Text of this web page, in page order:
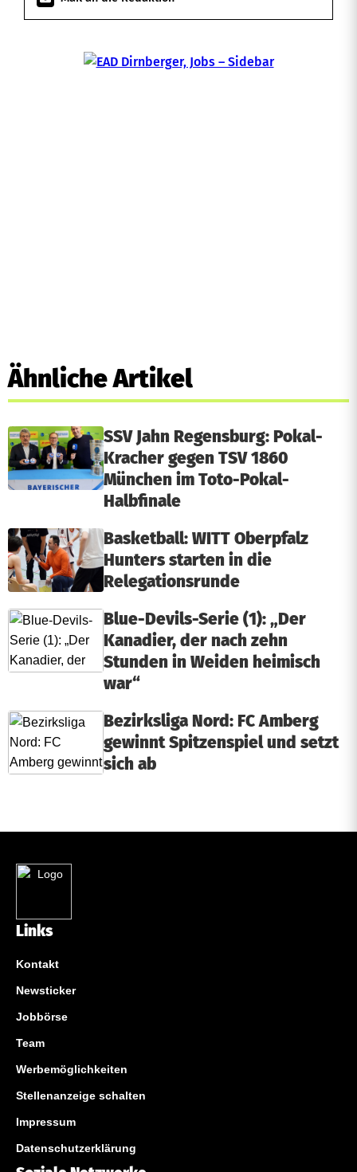
Ähnliche Artikel
SSV Jahn Regensburg: Pokal-
Kracher gegen TSV 1860
München im Toto-Pokal-
Halbfinale
Basketball: WITT Oberpfalz
Hunters starten in die
Relegationsrunde
Blue-Devils-Serie (1): „Der
Kanadier, der nach zehn
Stunden in Weiden heimisch
war“
Bezirksliga Nord: FC Amberg
gewinnt Spitzenspiel und setzt
sich ab
Links
Kontakt
Newsticker
Jobbörse
Team
Werbemöglichkeiten
Stellenanzeige schalten
Impressum
Datenschutzerklärung